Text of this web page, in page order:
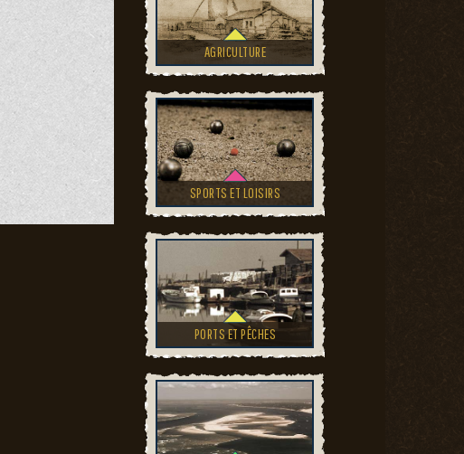
AGRICULTURE
SPORTS ET LOISIRS
PORTS ET PÊCHES